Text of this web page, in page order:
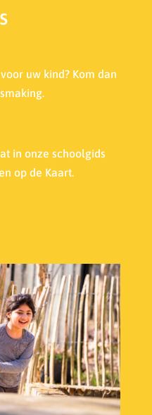
uw kind? Kom dan
in onze schoolgids
op de Kaart.